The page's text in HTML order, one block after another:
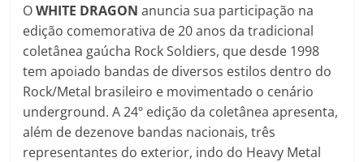
OWHITE DRAGON anuncia sua participação na
edição comemorativa de 20 anos da tradicional
coletânea gaúcha Rock Soldiers, que desde 1998
tem apoiado bandas de diversos estilos dentro do
Rock/Metal brasileiro e movimentado o cenário
underground. A 24º edição da coletânea apresenta,
além de dezenove bandas nacionais, três
representantes do exterior, indo do Heavy Metal